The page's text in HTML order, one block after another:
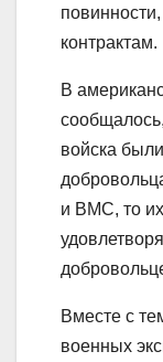
контрактам.
В
войска
и ВМС, то
Вместе с
военных